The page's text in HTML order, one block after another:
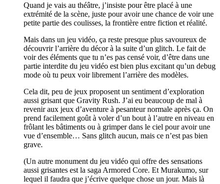
Quand je vais au théâtre, j’insiste pour être placé à une
extrémité de la scène, juste pour avoir une chance de voir une
petite partie des coulisses, la frontière entre fiction et réalité.
Mais dans un jeu vidéo, ça reste presque plus savoureux de
découvrir l’arrière du décor à la suite d’un glitch. Le fait de
voir des éléments que tu n’es pas censé voir, d’être dans une
partie interdite du jeu vidéo est bien plus excitant qu’un debug
mode où tu peux voir librement l’arrière des modèles.
Cela dit, peu de jeux proposent un sentiment d’exploration
aussi grisant que Gravity Rush. J’ai eu beaucoup de mal à
revenir aux jeux d’aventure à pesanteur normale après ça. On
prend facilement goût à voler d’un bout à l’autre en niveau en
frôlant les bâtiments ou à grimper dans le ciel pour avoir une
vue d’ensemble… Sans glitch aucun, mais ce n’est pas bien
grave.
(Un autre monument du jeu vidéo qui offre des sensations
aussi grisantes est la saga Armored Core. Et Murakumo, sur
lequel il faudra que j’écrive quelque chose un jour. Mais là